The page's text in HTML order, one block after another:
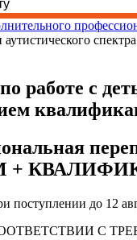
аутистического
работе с
поступлении до 12
С